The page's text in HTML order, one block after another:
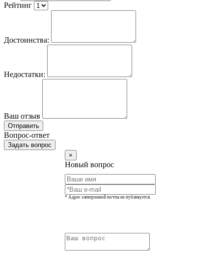
Рейтинг
Достоинства:
Недостатки:
Ваш отзыв
Отправить
Вопрос-ответ
Задать вопрос
×
Новый вопрос
* Адрес электронной почты не публикуется.